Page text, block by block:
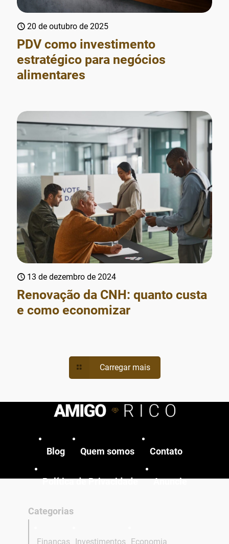
20 de outubro de 2025
PDV como investimento
estratégico para negócios
alimentares
13 de dezembro de 2024
Renovação da CNH: quanto custa
e como economizar
Carregar mais
Blog Quem somos Contato
Política de Privacidade Anuncie
Categorias
Finanças Investimentos Economia